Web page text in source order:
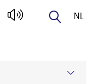
NL